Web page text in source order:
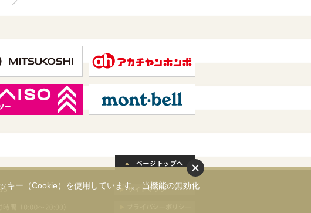
キー（Cookie）を使用しています。 当機能の無効化